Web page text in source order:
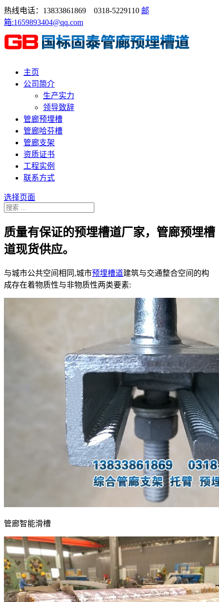
热线电话：13833861869 0318-5229110 邮
箱:1659893404@qq.com
主页
公司简介
生产实力
领导致辞
管廊预埋槽
管廊哈芬槽
管廊支架
资质证书
工程实例
联系方式
选择页面
质量有保证的预埋槽道厂家，管廊预埋槽
道现货供应。
与城市公共空间相同,城市预埋槽道建筑与交通整合空间的构
成存在着物质性与非物质性两类要素:
管廊智能滑槽